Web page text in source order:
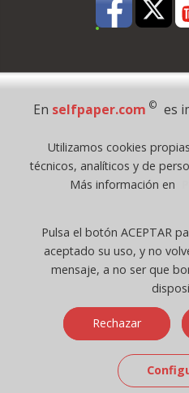
Pago Seguro
Todos los
©selfpaper.com, y las webs de
Registro Mercantil de
Tomo 7263, Libro 4565, Folio 1,
Móvil / Tablet - Bot mozilla/5.0
applewebkit/537.36 (khtml, like
Chrome
Ip: 216.73.216.31 -
↑
En selfpaper.com © es
Utilizamos cookies
técnicos, analíticos y de
Más información en
Pulsa el botón ACEPTAR
aceptado su uso, y no
mensaje, a no ser que
Rechazar